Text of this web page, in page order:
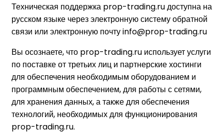
Техническая поддержка prop-trading.ru доступна на
русском языке через электронную систему обратной
связи или электронную почту info@prop-trading.ru
Вы осознаете, что prop-trading.ru использует услуги
по поставке от третьих лиц и партнерские хостинги
для обеспечения необходимым оборудованием и
программным обеспечением, для работы с сетями,
для хранения данных, а также для обеспечения
технологий, необходимых для функционирования
prop-trading.ru.